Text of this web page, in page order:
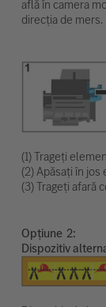
află în camera
direcția de mers.
(1) Trageți
(2) Apăsați în
(3) Trageți afară
Opțiune
Dispozitiv